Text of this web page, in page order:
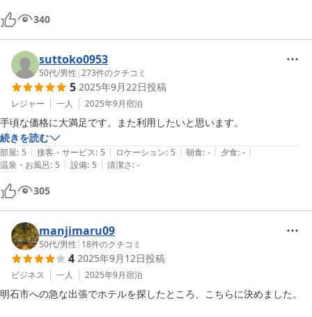
340
suttoko0953
50代/男性 |273件のクチコミ
5 2025年9月22日投稿
レジャー 一人 2025年9月宿泊
手頃な価格に大満足です。また利用したいと思います。
続きを読む
部屋: 5 | 接客・サービス: 5 | ロケーション: 5 | 朝食: - | 夕食: - |
温泉・お風呂: 5 | 設備: 5 | 清潔さ: -
305
manjimaru09
50代/男性 | 18件のクチコミ
4 2025年9月12日投稿
ビジネス 一人 2025年9月宿泊
明石市への急な出張でホテルを探したところ、こちらに決めました。